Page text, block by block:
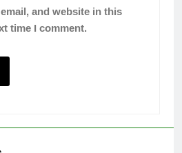
and website in this
time I comment.